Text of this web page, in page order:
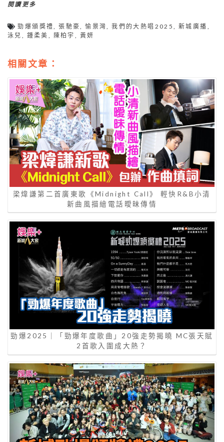
閱讀更多
勁爆頒獎禮 ,張馳豪 ,愉景灣 ,我們的大熱唱2025 ,新城廣播
泳兒
鍾柔美 陳柏宇 黃妍
相關文章：
梁煒謙第二首廣東歌《Midnight Call》 輕快R&B小清
新曲風描繪電話曖昧傳情
勁爆2025｜「勁爆年度歌曲」20強走勢揭曉 MC張天賦
2首歌入圍成大熱？